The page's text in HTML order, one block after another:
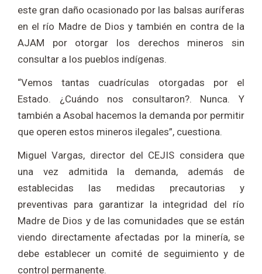
este gran daño ocasionado por las balsas auríferas
en el río Madre de Dios y también en contra de la
AJAM por otorgar los derechos mineros sin
consultar a los pueblos indígenas.
“Vemos tantas cuadrículas otorgadas por el
Estado. ¿Cuándo nos consultaron?. Nunca. Y
también a Asobal hacemos la demanda por permitir
que operen estos mineros ilegales”, cuestiona.
Miguel Vargas, director del CEJIS considera que
una vez admitida la demanda, además de
establecidas las medidas precautorias y
preventivas para garantizar la integridad del río
Madre de Dios y de las comunidades que se están
viendo directamente afectadas por la minería, se
debe establecer un comité de seguimiento y de
control permanente.